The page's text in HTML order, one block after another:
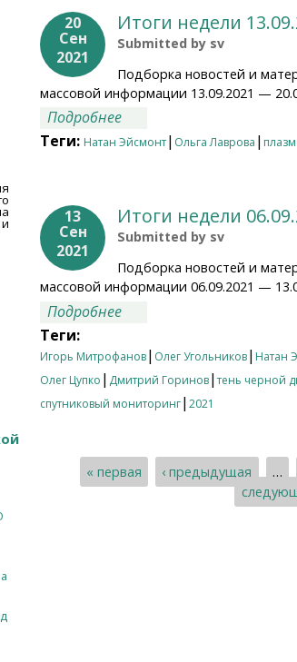
20
Сен
2021
Итоги недели
Submitted by sv
Подборка новостей и
массовой информации 13.09.2021 —
Подробнее
Теги: Натан Эйсмонт| Ольга Лаврова |
13
Сен
2021
Итоги недели
Submitted by sv
Подборка новостей и
массовой информации 06.09.2021 —
Подробнее
Теги:
Игорь Митрофанов| Олег Угольников| Натан
Олег Цупко | Дмитрий Горинов|тень черной
спутниковый мониторинг| 2021
Страницы
« первая ‹ предыдущая …